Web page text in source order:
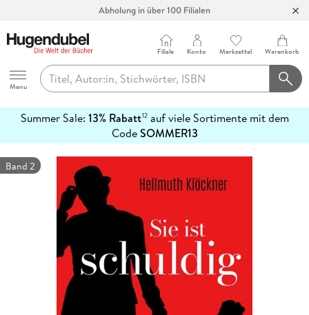
Abholung in über 100 Filialen
Hugendubel
Menu
Filiale Konto Merkzettel Warenkorb
Summer Sale: 13% Rabatt12auf viele Sortimente mit dem
CodeSOMMER13
erfahren
Band 2